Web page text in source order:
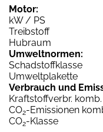
Motor:
kW / PS
Treibstoff
Hubraum
Umweltnormen:
Schadstoffklasse
Umweltplakette
Verbrauch und
Kraftstoffverbr. komb.
CO2-Emissionen
CO2-Klasse